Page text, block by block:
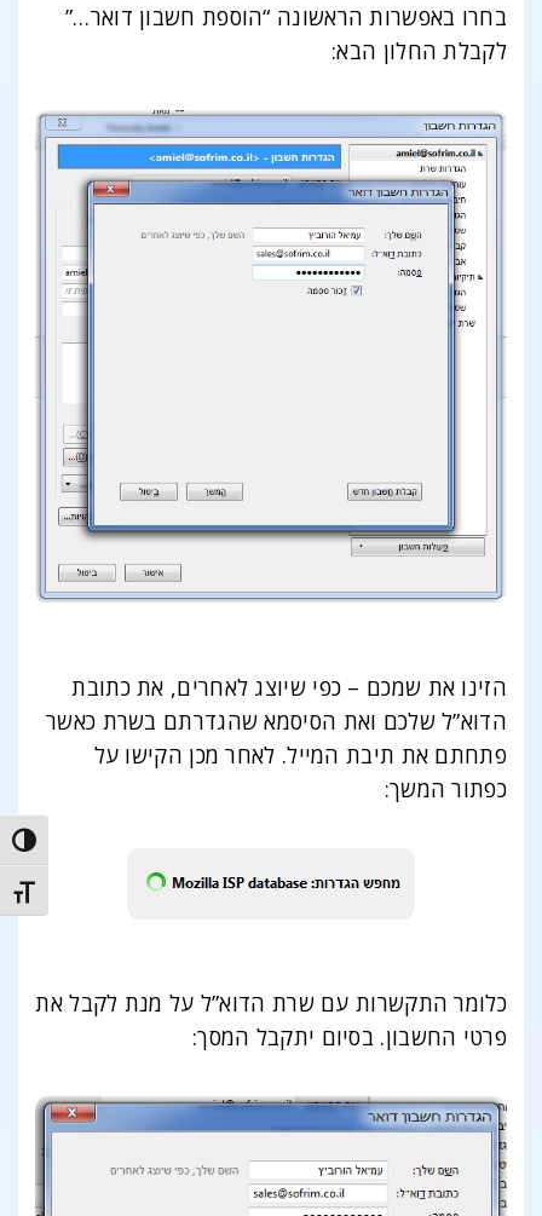
בחרו באפשרות הראשונה “הוספת חשבון דואר…”
לקבלת החלון הבא:
הזינו את שמכם – כפי שיוצג לאחרים, את כתובת
הדוא”ל שלכם ואת הסיסמא שהגדרתם בשרת כאשר
פתחתם את תיבת המייל. לאחר מכן הקישו על
כפתור המשך:
כלומר התקשרות עם שרת הדוא”ל על מנת לקבל את
פרטי החשבון. בסיום יתקבל המסך: